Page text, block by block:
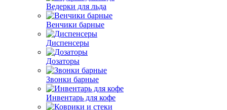
Ведерки для льда
Венчики барные
Диспенсеры
Дозаторы
Звонки барные
Инвентарь для кофе